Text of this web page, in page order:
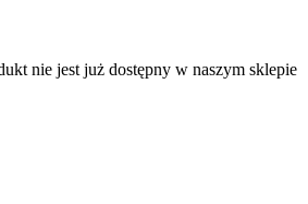
nie jest już dostępny w naszym sklepie